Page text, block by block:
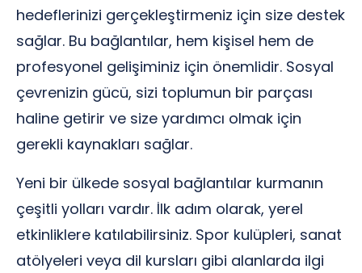
hedeflerinizi gerçekleştirmeniz için size destek
sağlar. Bu bağlantılar, hem kişisel hem de
profesyonel gelişiminiz için önemlidir. Sosyal
çevrenizin gücü, sizi toplumun bir parçası
haline getirir ve size yardımcı olmak için
gerekli kaynakları sağlar.
Yeni bir ülkede sosyal bağlantılar kurmanın
çeşitli yolları vardır. İlk adım olarak, yerel
etkinliklere katılabilirsiniz. Spor kulüpleri, sanat
atölyeleri veya dil kursları gibi alanlarda ilgi